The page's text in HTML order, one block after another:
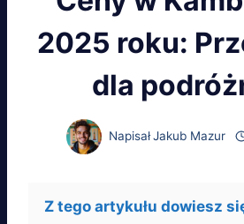
2025 roku:
dla
NapisałJakub Mazur
Z tego artykułu dowiesz